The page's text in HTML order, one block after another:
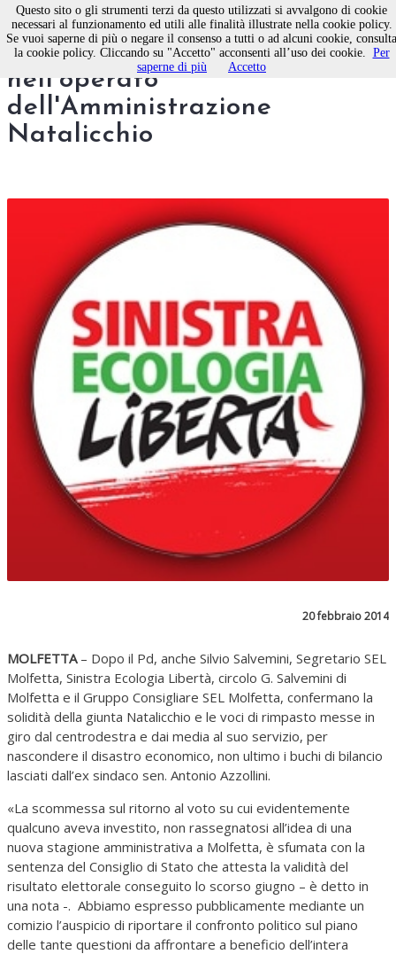
Sel Molfetta: piena fiducia
nell'operato
dell'Amministrazione
Natalicchio
20 febbraio 2014
MOLFETTA– Dopo il Pd, anche Silvio Salvemini, Segretario SEL
Molfetta, Sinistra Ecologia Libertà, circolo G. Salvemini di
Molfetta e il Gruppo Consigliare SEL Molfetta, confermano la
solidità della giunta Natalicchio e le voci di rimpasto messe in
giro dal centrodestra e dai media al suo servizio, per
nascondere il disastro economico, non ultimo i buchi di bilancio
lasciati dall’ex sindaco sen. Antonio Azzollini.
«La scommessa sul ritorno al voto su cui evidentemente
qualcuno aveva investito, non rassegnatosi all’idea di una
nuova stagione amministrativa a Molfetta, è sfumata con la
sentenza del Consiglio di Stato che attesta la validità del
risultato elettorale conseguito lo scorso giugno – è detto in
una nota -. Abbiamo espresso pubblicamente mediante un
comizio l’auspicio di riportare il confronto politico sul piano
delle tante questioni da affrontare a beneficio dell’intera
Questo sito o gli strumenti terzi da questo utilizzati si avvalgono di cookie
necessari al funzionamento ed utili alle finalità illustrate nella cookie policy.
Se vuoi saperne di più o negare il consenso a tutti o ad alcuni cookie, consulta
la cookie policy. Cliccando su "Accetto" acconsenti all’uso dei cookie. Per
saperne di più
Accetto